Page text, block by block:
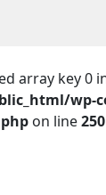
array key 0
wp-
on line250